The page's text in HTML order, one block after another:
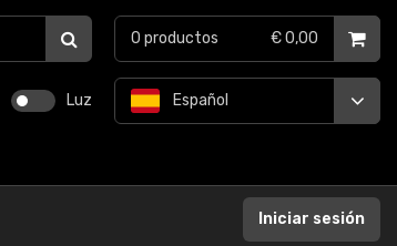
Luz Español
0 productos € 0,00
Iniciar sesión